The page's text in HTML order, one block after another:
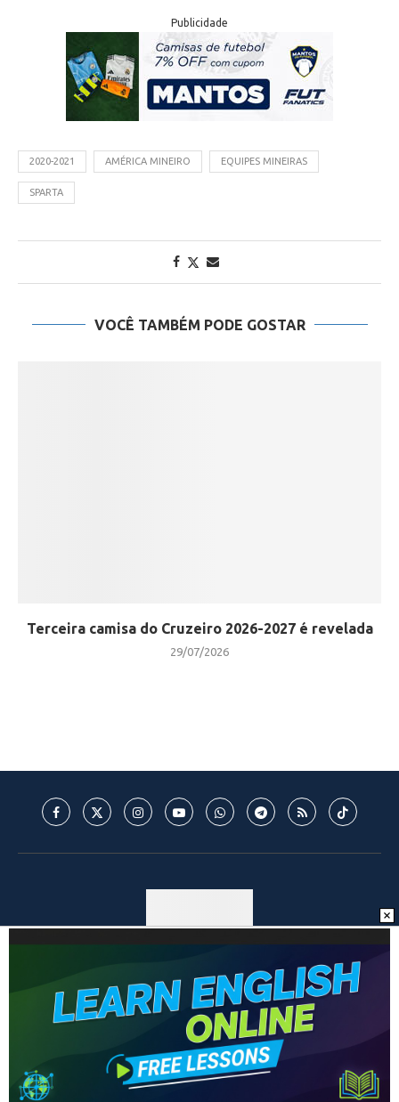
Publicidade
2020-2021 AMÉRICA MINEIRO EQUIPES MINEIRAS
SPARTA
VOCÊ TAMBÉM PODE GOSTAR
Terceira camisa do Cruzeiro 2026-2027 é revelada
29/07/2026
© 2025 - Mantos do Futebol - MDF - Todos os direitos reservados. -
Política de Privacidade